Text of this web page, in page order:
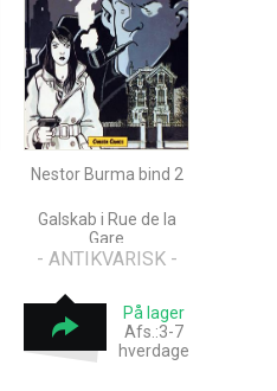
Nestor Burma bind 2
Galskab i Rue de la
Gare
- ANTIKVARISK -
På lager
Afs.:3-7
hverdage